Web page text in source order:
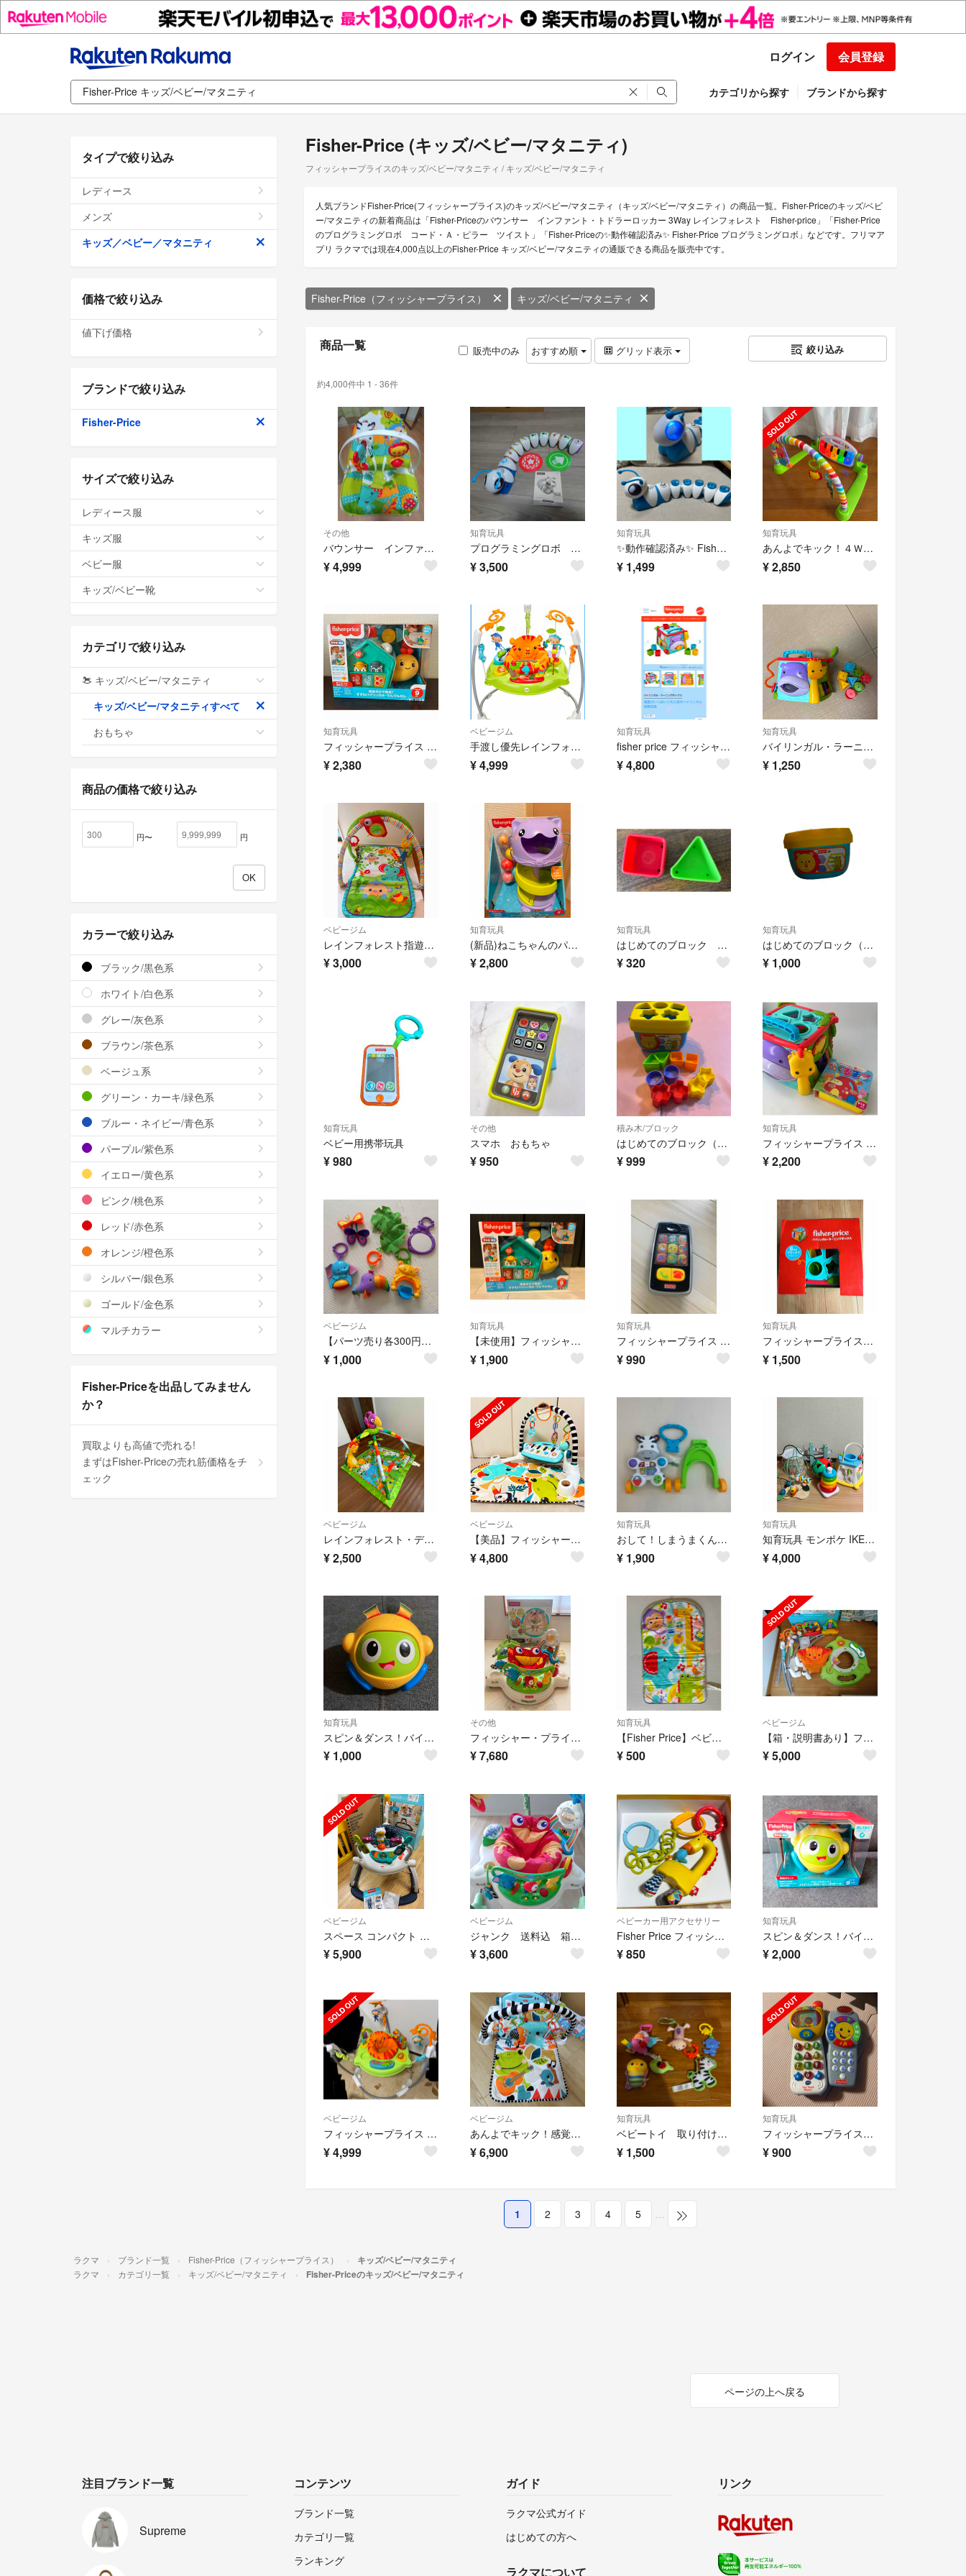
ログイン 会員登録
カテゴリから探す ブランドから探す
Fisher-Price (キッズ/ベビー/マタニティ)
フィッシャープライスのキッズ/ベビー/マタニティ / キッズ/ベビー/マタニティ
人気ブランドFisher-Price(フィッシャープライス)のキッズ/ベビー/マタニティ（キッズ/ベビー/マタニティ）の商品一覧。Fisher-Priceのキッズ/ベビ
ー/マタニティの新着商品は「Fisher-Priceのバウンサー インファント・トドラーロッカー 3Way レインフォレスト Fisher-price」「Fisher-Price
のプログラミングロボ コード・Ａ・ピラー ツイスト」「Fisher-Priceの✨動作確認済み✨ Fisher-Price プログラミングロボ」などです。フリマア
プリ ラクマでは現在4,000点以上のFisher-Price キッズ/ベビー/マタニティの通販できる商品を販売中です。
Fisher-Price（フィッシャープライス） キッズ/ベビー/マタニティ
商品一覧 販売中のみ おすすめ順 グリッド表示 絞り込み
約4,000件中 1 - 36件
その他
バウンサー インファント・トドラーロッカー 3Way レインフォレスト Fisher-price
¥4,999
知育玩具
プログラミングロボ コード・Ａ・ピラー ツイスト
¥3,500
知育玩具
✨動作確認済み✨ Fisher-Price プログラミングロボ
¥ 1,499
知育玩具
あんよでキック！４ＷＡＹデラックス・ピアノジム
¥2,850
知育玩具
フィッシャープライス 指あそびで発見！すすむバイリンガル・でんでんむし
¥2,380
ベビージム
手渡し優先レインフォレスト・ジャンパルー
¥4,999
知育玩具
fisher price フィッシャープライス バイリンガル・ラーニングボックス🦒🧡
¥4,800
知育玩具
バイリンガル・ラーニングボックス DNY97
¥ 1,250
ベビージム
レインフォレスト指遊びミュージカルジム
¥3,000
知育玩具
(新品)ねこちゃんのパーフェクトタワーボール
¥2,800
知育玩具
はじめてのブロック パーツ売り
¥320
知育玩具
はじめてのブロック（レインフォレスト）
¥ 1,000
知育玩具
ベビー用携帯玩具
¥980
その他
スマホ おもちゃ
¥950
積み木/ブロック
はじめてのブロック（レインフォレスト）
¥999
知育玩具
フィッシャープライス バイリンガル・ラーニング ボックス 知育玩具
¥2,200
ベビージム
【パーツ売り各300円】FisherPrice レインフォレストデラックスジム
¥ 1,000
知育玩具
【未使用】フィッシャープライス(fisher price) 指あそびで発見！
¥ 1,900
知育玩具
フィッシャープライス バイリンガル・スマートフォン
¥990
知育玩具
フィッシャープライス バイリンガル・ラーニングボックス
¥ 1,500
ベビージム
レインフォレスト・デラックスジムｃ
¥2,500
ベビージム
【美品】フィッシャープライス ピアノジム
¥4,800
知育玩具
おして！しまうまくんのバイリンガル・ウォーカー
¥ 1,900
知育玩具
知育玩具 モンポケ IKEA バースデイ アンパンマン等 まとめ売り セット
¥4,000
知育玩具
スピン＆ダンス！バイリンガル・ビーボボール
¥ 1,000
その他
フィッシャー・プライス：レインフォレスト・ジャンパルー
¥7,680
知育玩具
【Fisher Price】ベビープレイマット プレイジム用マット 赤ちゃん
¥500
ベビージム
【箱・説明書あり】フィッシャープライス レインフォレスト ジャンパルーⅡ ベビー
¥5,000
ベビージム
スペース コンパクト ジャンパルー
¥5,900
ベビージム
ジャンク 送料込 箱説明書あり ジャンパルー フィッシャープライス ★
¥3,600
ベビーカー用アクセサリー
Fisher Price フィッシャープライス おでかけ ミニメリー
¥850
知育玩具
スピン＆ダンス！バイリンガル・ビーボボール
¥2,000
ベビージム
フィッシャープライス レインフォレスト ジャンパルーII
¥4,999
ベビージム
あんよでキック！感覚が育つ４ＷＡＹバイリンガル ピアノジム
¥6,900
知育玩具
ベビートイ 取り付けタイプ メーカー色々
¥ 1,500
知育玩具
フィッシャープライス リモコン 知育玩具
¥900
1 2 3 4 5 …
タイプで絞り込み
レディース
メンズ
キッズ／ベビー／マタニティ
価格で絞り込み
値下げ価格
ブランドで絞り込み
Fisher-Price
サイズで絞り込み
レディース服
キッズ服
ベビー服
キッズ/ベビー靴
カテゴリで絞り込み
キッズ/ベビー/マタニティ
キッズ/ベビー/マタニティすべて
おもちゃ
商品の価格で絞り込み
円〜 円
カラーで絞り込み
ブラック/黒色系
ホワイト/白色系
グレー/灰色系
ブラウン/茶色系
ベージュ系
グリーン・カーキ/緑色系
ブルー・ネイビー/青色系
パープル/紫色系
イエロー/黄色系
ピンク/桃色系
レッド/赤色系
オレンジ/橙色系
シルバー/銀色系
ゴールド/金色系
マルチカラー
Fisher-Priceを出品してみません
か？
買取よりも高値で売れる!
まずはFisher-Priceの売れ筋価格をチ
ェック
ラクマ ブランド一覧 Fisher-Price（フィッシャープライス） キッズ/ベビー/マタニティ
ラクマ カテゴリ一覧 キッズ/ベビー/マタニティ Fisher-Priceのキッズ/ベビー/マタニティ
ページの上へ戻る
注目ブランド一覧
Supreme
コンテンツ
ブランド一覧
カテゴリ一覧
ランキング
ガイド
ラクマ公式ガイド
はじめての方へ
ラクマについて
リンク